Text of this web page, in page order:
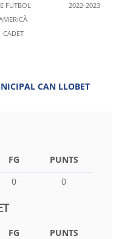
FUTBOL
CADET
2022-2023
CAN LLOBET
FG
PUNTS
0 0
FG
PUNTS